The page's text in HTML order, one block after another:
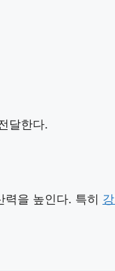
달한다.
력을 높인다. 특히